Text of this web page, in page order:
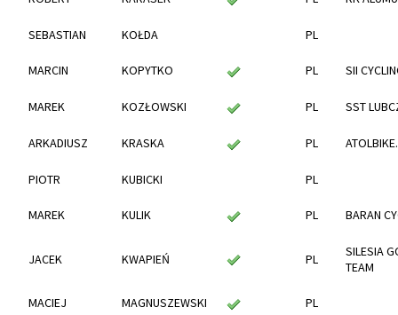
SEBASTIAN KOŁDA PL
MARCIN KOPYTKO PL SII
MAREK KOZŁOWSKI PL SST
ARKADIUSZ KRASKA PL
PIOTR KUBICKI PL
MAREK KULIK PL BARAN
JACEK KWAPIEŃ PL
SILESIA
TEAM
MACIEJ MAGNUSZEWSKI PL